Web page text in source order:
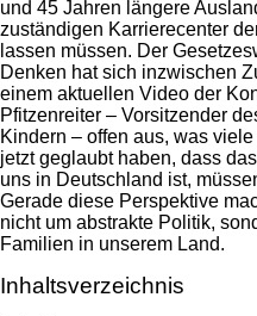
und 45 Jahren längere
zuständigen Karrierecenter
lassen müssen. Der
Denken hat sich inzwischen
einem aktuellen Video der
Pfitzenreiter – Vorsitzender
Kindern – offen aus, was
jetzt geglaubt haben, dass
uns in Deutschland ist,
Gerade diese Perspektive
nicht um abstrakte Politik,
Familien in unserem Land.
Inhaltsverzeichnis